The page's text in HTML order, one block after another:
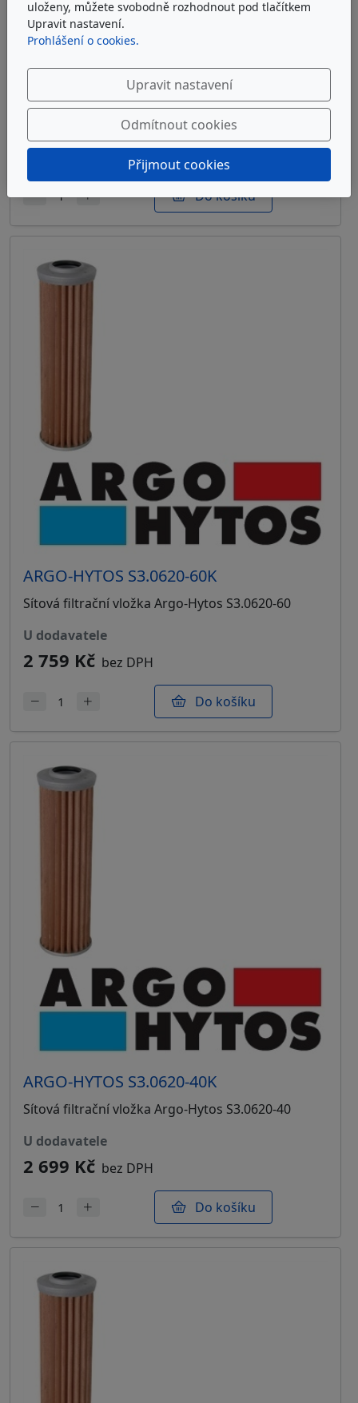
ARGO-HYTOS S2.1217-03K
Sítová filtrační vložka Argo-Hytos S2.1217-03K
7 472 Kč bez DPH
Do košíku
ARGO-HYTOS S3.0620-60K
Sítová filtrační vložka Argo-Hytos S3.0620-60
u dodavatele
2 759 Kč bez DPH
Do košíku
ARGO-HYTOS S3.0620-40K
Sítová filtrační vložka Argo-Hytos S3.0620-40
u dodavatele
2 699 Kč bez DPH
Do košíku
uloženy, můžete svobodně rozhodnout pod tlačítkem
Upravit nastavení.
Prohlášení o cookies.
Upravit nastavení
Odmítnout cookies
Přijmout cookies